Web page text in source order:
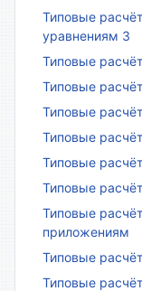
Типовые
уравнениям 3
Типовые
Типовые
Типовые
Типовые
Типовые
Типовые
Типовые
приложениям
Типовые
Типовые